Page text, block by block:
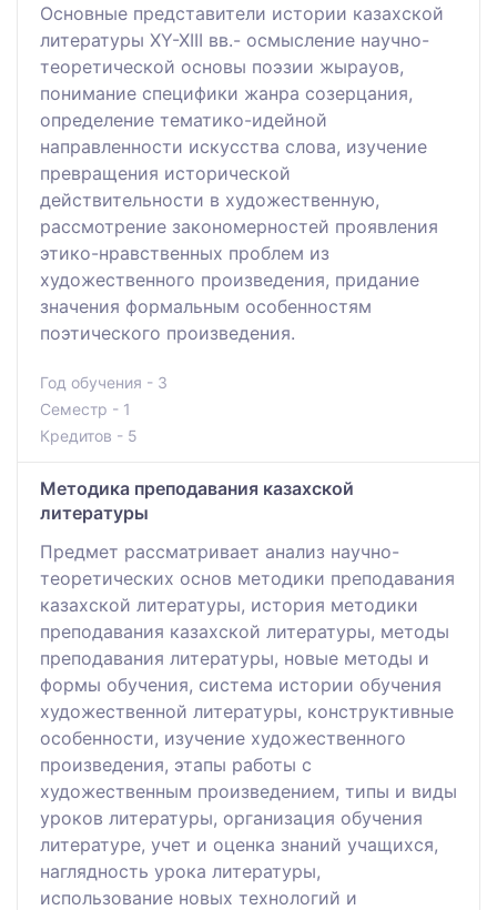
Основные представители истории казахской
литературы ХҮ-ХІІІ вв.- осмысление научно-
теоретической основы поэзии жырауов,
понимание специфики жанра созерцания,
определение тематико-идейной
направленности искусства слова, изучение
превращения исторической
действительности в художественную,
рассмотрение закономерностей проявления
этико-нравственных проблем из
художественного произведения, придание
значения формальным особенностям
поэтического произведения.
Год обучения - 3
Семестр - 1
Кредитов - 5
Методика преподавания казахской
литературы
Предмет рассматривает анализ научно-
теоретических основ методики преподавания
казахской литературы, история методики
преподавания казахской литературы, методы
преподавания литературы, новые методы и
формы обучения, система истории обучения
художественной литературы, конструктивные
особенности, изучение художественного
произведения, этапы работы с
художественным произведением, типы и виды
уроков литературы, организация обучения
литературе, учет и оценка знаний учащихся,
наглядность урока литературы,
использование новых технологий и